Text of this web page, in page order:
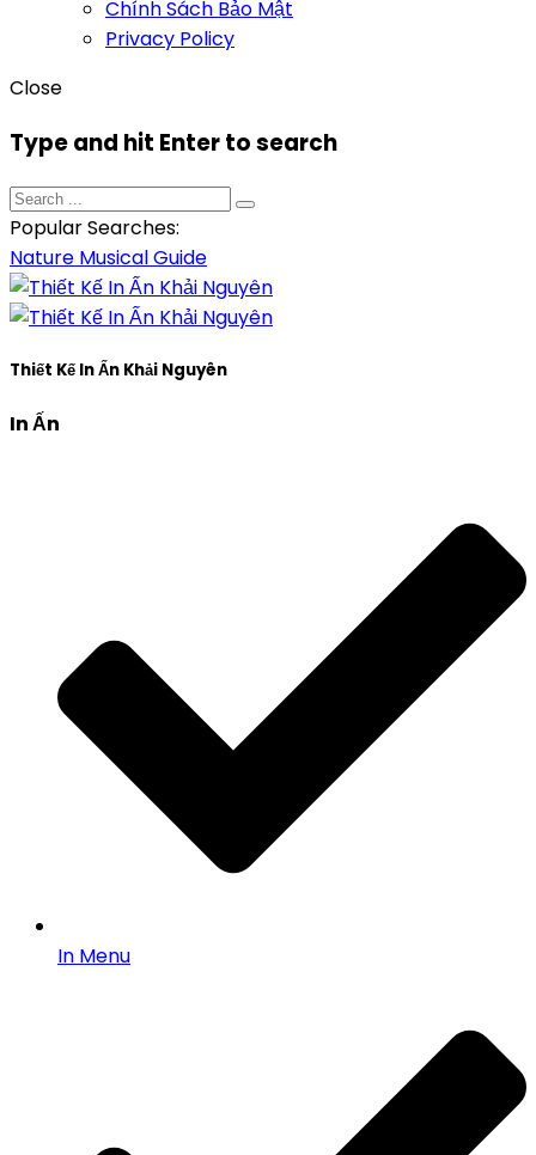
Chính Sách Bảo Mật
Privacy Policy
Close
Type and hit Enter to search
Popular Searches:
Nature MusicalGuide
Thiết Kế In Ấn Khải Nguyên
In Ấn
In Menu